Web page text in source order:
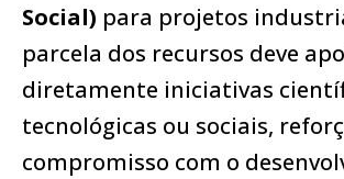
Social) para projetos
parcela dos recursos deve
diretamente iniciativas
tecnológicas ou sociais,
compromisso com o